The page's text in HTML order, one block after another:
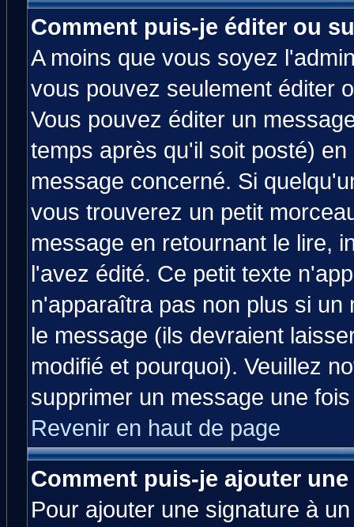
Comment puis-je éditer ou
A moins que vous soyez
vous pouvez seulement éditer
Vous pouvez éditer un
temps après qu'il soit posté)
message concerné. Si
vous trouverez un petit
message en retournant le lire,
l'avez édité. Ce petit texte
n'apparaîtra pas non plus si
le message (ils devraient
modifié et pourquoi). Veuillez
supprimer un message une
Revenir en haut de page
Comment puis-je ajouter
Pour ajouter une signature à